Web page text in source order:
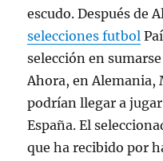
escudo. Después de
selecciones futbol
selección en
Ahora, en Alemania,
podrían llegar a
España. El
que ha recibido por